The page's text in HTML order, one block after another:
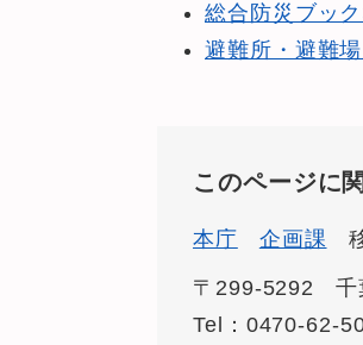
総合防災ブッ
避難所・避難
このページに
本庁 企画課
〒299-5292
千
Tel：0470-62-